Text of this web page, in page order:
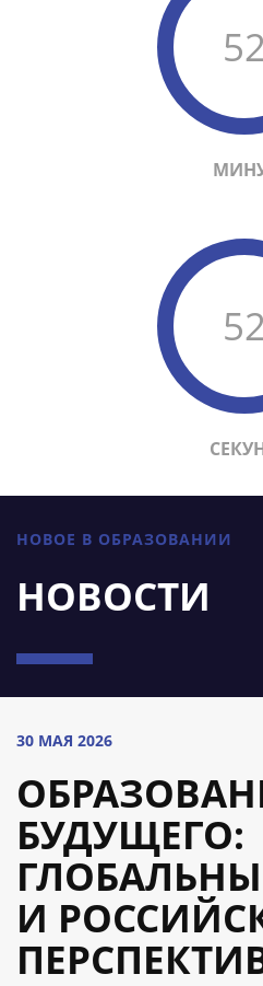
52
52
НОВОЕ В ОБРАЗОВАНИИ
НОВОСТИ
30 МАЯ 2026
БУДУЩЕГО:
И